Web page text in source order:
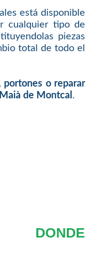
está disponible
cualquier tipo de
piezas
total de todo el
portones o reparar
de Montcal .
DONDE